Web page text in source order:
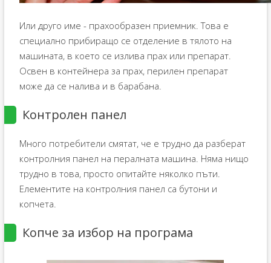
Или друго име - прахообразен приемник. Това е
специално прибиращо се отделение в тялото на
машината, в което се излива прах или препарат.
Освен в контейнера за прах, перилен препарат
може да се налива и в барабана.
Контролен панел
Много потребители смятат, че е трудно да разберат
контролния панел на пералната машина. Няма нищо
трудно в това, просто опитайте няколко пъти.
Елементите на контролния панел са бутони и
копчета.
Копче за избор на програма